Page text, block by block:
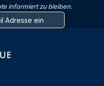
informiert zu bleiben.